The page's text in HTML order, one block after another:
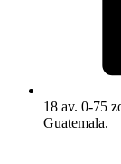
18 av. 0-75
Guatemala.